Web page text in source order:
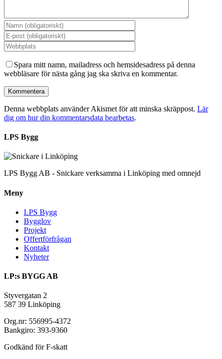
Spara mitt namn, mailadress och hemsidesadress på denna
webbläsare för nästa gång jag ska skriva en kommentar.
Denna webbplats använder Akismet för att minska skräppost. Lär
dig om hur din kommentarsdata bearbetas.
LPS Bygg
LPS Bygg AB - Snickare verksamma i Linköping med omnejd
Meny
LPS Bygg
Bygglov
Projekt
Offertförfrågan
Kontakt
Nyheter
LP:s BYGG AB
Styvergatan 2
587 39 Linköping
Org.nr: 556995-4372
Bankgiro: 393-9360
Godkänd för F-skatt